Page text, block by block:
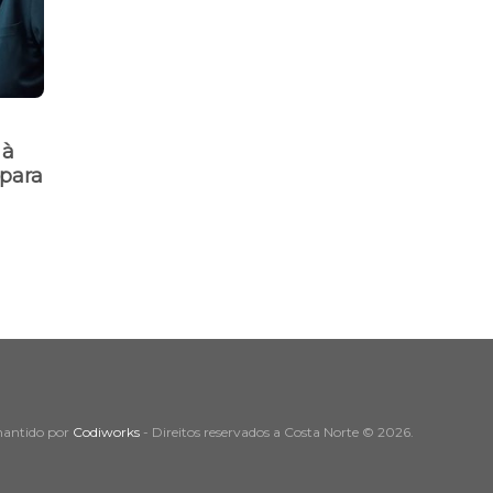
por Codiworks - Direitos reservados a Costa Norte © 2026.